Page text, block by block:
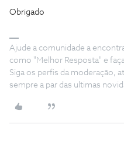
Obrigado
Ajude a comunidade a
como "Melhor Resposta" e
Siga os perfis da moderação,
sempre a par das ultimas